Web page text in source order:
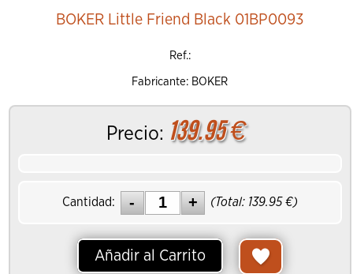
BOKER Little Friend Black 01BP0093
Ref.:
Fabricante: BOKER
Precio: 139.95€
Cantidad: (Total: 139.95€)
Añadir al Carrito